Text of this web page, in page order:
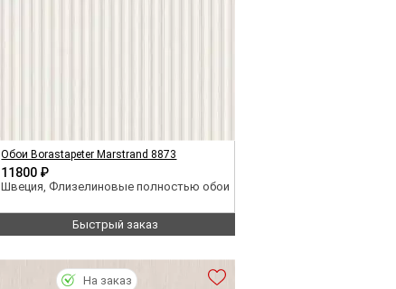
Обои Borastapeter Marstrand 8873
11800 ₽
Швеция, Флизелиновые полностью обои
Быстрый заказ
На заказ